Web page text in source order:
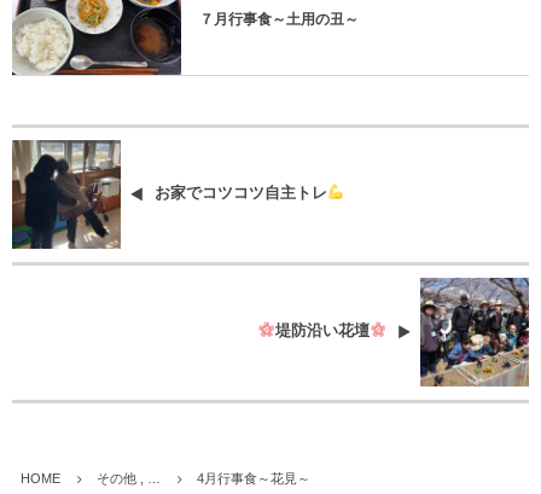
７月行事食～土用の丑～
お家でコツコツ自主トレ
堤防沿い花壇
HOME その他 , … 4月行事食～花見～